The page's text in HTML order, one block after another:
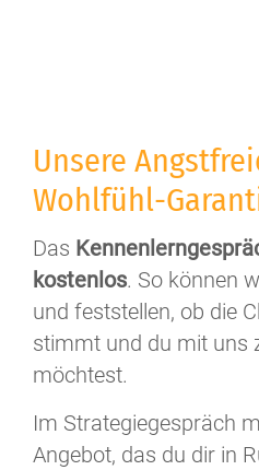
Unsere
Wohlfühl-
Das
kostenlos. So können
und feststellen, ob die
stimmt und du mit uns
möchtest.
Im Strategiegespräch
Angebot, das du dir in